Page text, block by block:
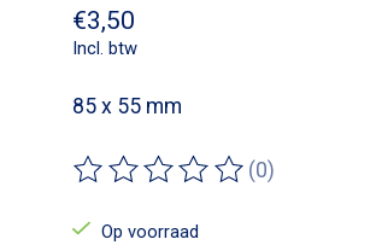
€3,50
Incl. btw
85 x 55 mm
De beoordeling van dit product is
(0)
Op voorraad